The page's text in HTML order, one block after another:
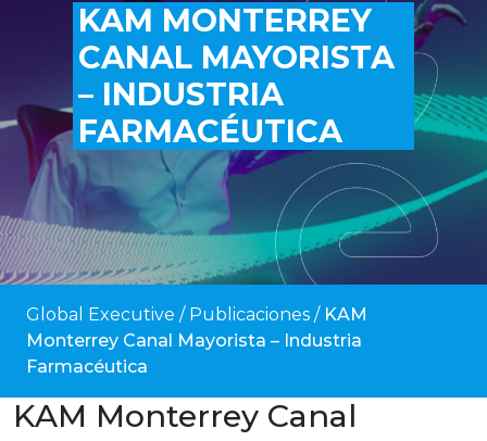
KAM MONTERREY
CANAL MAYORISTA
– INDUSTRIA
FARMACÉUTICA
Global Executive / Publicaciones / KAM
Monterrey Canal Mayorista – Industria
Farmacéutica
KAM Monterrey Canal